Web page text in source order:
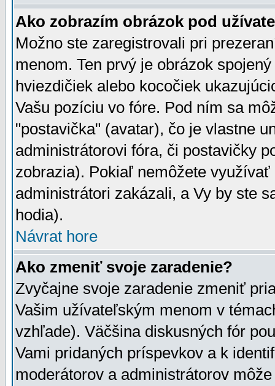
Ako zobrazím obrázok pod
Možno ste zaregistrovali pri
menom. Ten prvý je obrázok
hviezdičiek alebo kocočiek
Vašu pozíciu vo fóre. Pod ním sa
"postavička" (avatar), čo je vlastne
administrátorovi fóra, či postavičky
zobrazia). Pokiaľ nemôžete
administrátori zakázali, a Vy by ste
hodia).
Návrat hore
Ako zmeniť svoje zaradenie?
Zvyčajne svoje zaradenie zmeniť
Vašim užívateľským menom v
vzhľade). Väčšina diskusných fór
Vami pridaných príspevkov a k
moderátorov a administrátorov